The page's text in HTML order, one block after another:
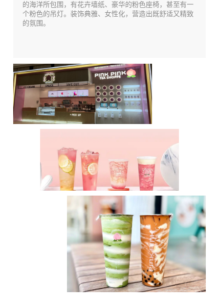
的海洋所包围，有花卉墙纸、豪华的粉色座椅，甚至有一
个粉色的吊灯。装饰典雅、女性化，营造出既舒适又精致
的氛围。